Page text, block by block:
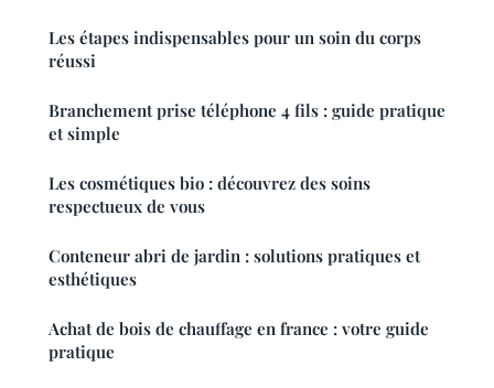
Les étapes indispensables pour un soin du corps
réussi
Branchement prise téléphone 4 fils : guide pratique
et simple
Les cosmétiques bio : découvrez des soins
respectueux de vous
Conteneur abri de jardin : solutions pratiques et
esthétiques
Achat de bois de chauffage en france : votre guide
pratique